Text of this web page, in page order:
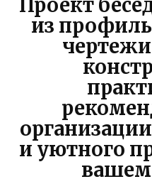
Проект
из
и уютного
вашем